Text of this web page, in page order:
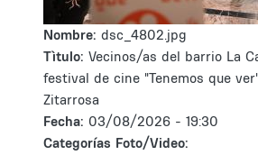
Nombre: dsc_4802.jpg
Tìtulo: Vecinos/as del barrio La
festival de cine "Tenemos que
Zitarrosa
Fecha: 03/08/2026 - 19:30
Categorías Foto/Video: